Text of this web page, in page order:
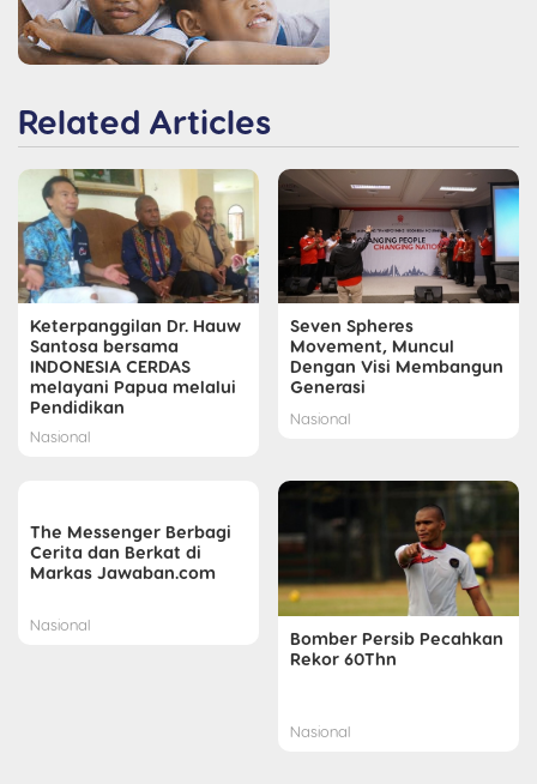
Related Articles
Keterpanggilan Dr. Hauw
Santosa bersama
INDONESIA CERDAS
melayani Papua melalui
Pendidikan
Nasional
Seven Spheres
Movement, Muncul
Dengan Visi Membangun
Generasi
Nasional
The Messenger Berbagi
Cerita dan Berkat di
Markas Jawaban.com
Nasional
Bomber Persib Pecahkan
Rekor 60Thn
Nasional